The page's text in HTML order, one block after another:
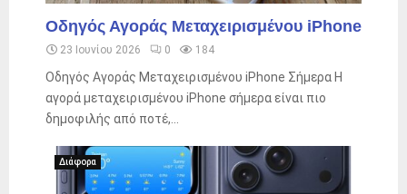
Οδηγός Αγοράς Μεταχειρισμένου iPhone
23 Ιουνίου 2026 0 184
Οδηγός Αγοράς Μεταχειρισμένου iPhone Σήμερα Η
αγορά μεταχειρισμένου iPhone σήμερα είναι πιο
δημοφιλής από ποτέ,...
Διάφορα